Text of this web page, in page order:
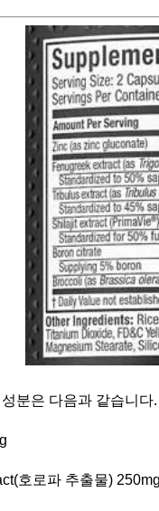
분은 다음과 같습니다.
호로파 추출물) 250mg